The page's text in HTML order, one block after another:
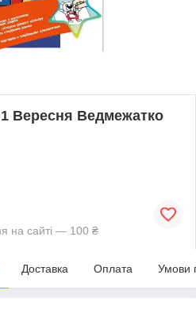
1 Вересня Ведмежатко
на сайті — 100 ₴
Доставка Оплата Умови